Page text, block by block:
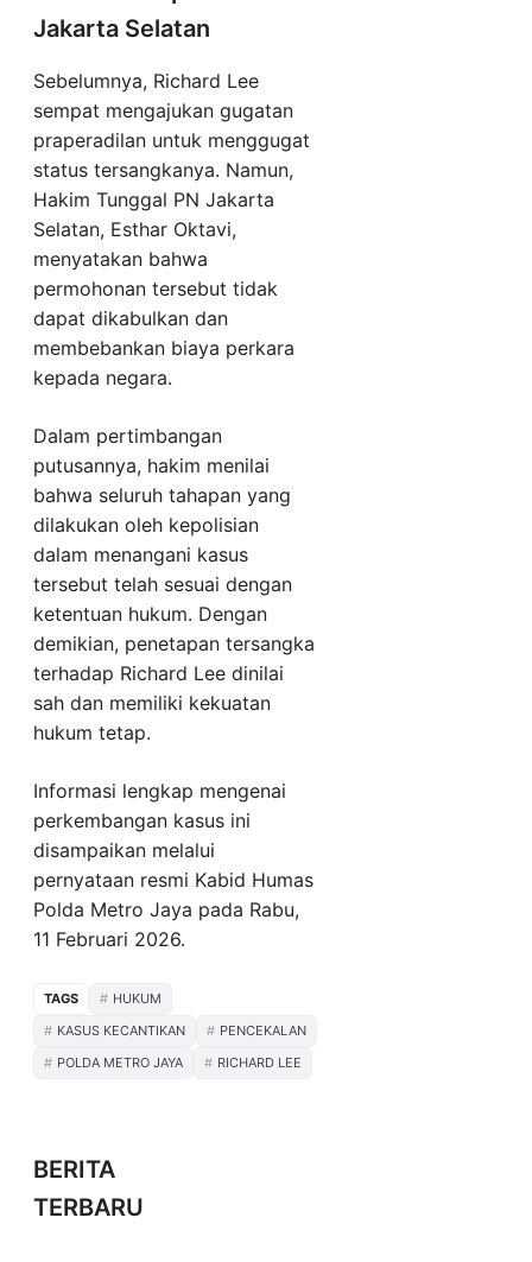
Jakarta Selatan
Sebelumnya, Richard Lee
sempat mengajukan gugatan
praperadilan untuk menggugat
status tersangkanya. Namun,
Hakim Tunggal PN Jakarta
Selatan, Esthar Oktavi,
menyatakan bahwa
permohonan tersebut tidak
dapat dikabulkan dan
membebankan biaya perkara
kepada negara.
Dalam pertimbangan
putusannya, hakim menilai
bahwa seluruh tahapan yang
dilakukan oleh kepolisian
dalam menangani kasus
tersebut telah sesuai dengan
ketentuan hukum. Dengan
demikian, penetapan tersangka
terhadap Richard Lee dinilai
sah dan memiliki kekuatan
hukum tetap.
Informasi lengkap mengenai
perkembangan kasus ini
disampaikan melalui
pernyataan resmi Kabid Humas
Polda Metro Jaya pada Rabu,
11 Februari 2026.
TAGS
HUKUM
KASUS KECANTIKAN
PENCEKALAN
POLDA METRO JAYA
RICHARD LEE
BERITA
TERBARU